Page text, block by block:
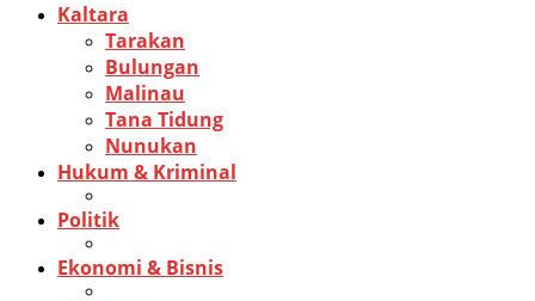
Kaltara
Tarakan
Bulungan
Malinau
Tana Tidung
Nunukan
Hukum & Kriminal
Politik
Ekonomi & Bisnis